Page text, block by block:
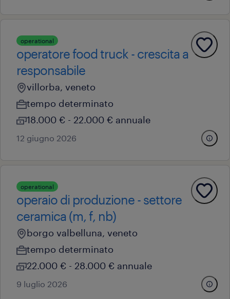
operational
operatore food truck - crescita a
responsabile
villorba, veneto
tempo determinato
18.000 € - 22.000 € annuale
12 giugno 2026
operational
operaio di produzione - settore
ceramica (m, f, nb)
borgo valbelluna, veneto
tempo determinato
22.000 € - 28.000 € annuale
9 luglio 2026